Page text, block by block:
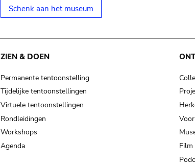
Schenk aan het museum
ZIEN & DOEN
Permanente tentoonstelling
Tijdelijke tentoonstellingen
Virtuele tentoonstellingen
Rondleidingen
Workshops
Agenda
Film